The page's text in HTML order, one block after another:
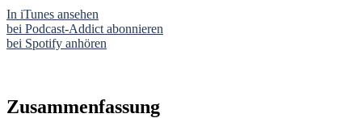
In iTunes ansehen
bei Podcast-Addict abonnieren
bei Spotify anhören
Zusammenfassung